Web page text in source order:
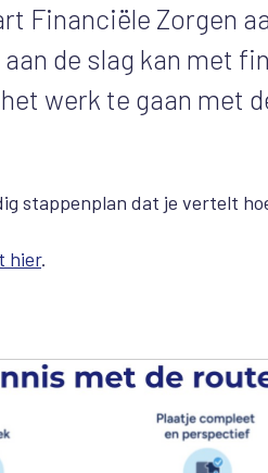
Financiële Zorgen
de slag kan met
werk te gaan met
stappenplan dat je vertelt
hier.